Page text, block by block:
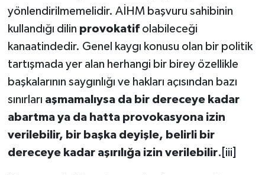
yönlendirilmemelidir. AİHM başvuru sahibinin
kullandığı dilin provokatif olabileceği
kanaatindedir. Genel kaygı konusu olan bir politik
tartışmada yer alan herhangi bir birey özellikle
başkalarının saygınlığı ve hakları açısından bazı
sınırları aşmamalıysa da bir dereceye kadar
abartma ya da hatta provokasyona izin
verilebilir, bir başka deyişle, belirli bir
dereceye kadar aşırılığa izin verilebilir. [iii]